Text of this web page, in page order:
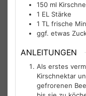
150 ml
1 EL Stärke
1 TL frische
ggf. etwas
ANLEITUNGEN
Als erstes
Kirschnektar
gefrorenen